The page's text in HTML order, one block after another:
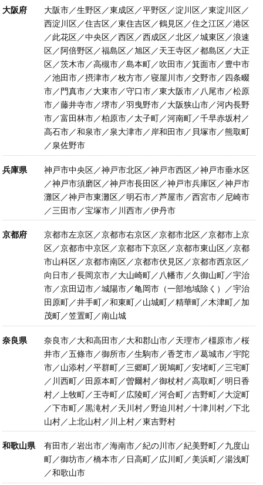
大阪府
大阪市／生野区／東成区／平野区／淀川区／東淀川区／
西淀川区／住吉区／東住吉区／鶴見区／住之江区／港区
／此花区／中央区／西区／西成区／北区／城東区／浪速
区／阿倍野区／福島区／旭区／天王寺区／都島区／大正
区／茨木市／高槻市／島本町／吹田市／箕面市／豊中市
／池田市／摂津市／枚方市／寝屋川市／交野市／四条畷
市／門真市／大東市／守口市／東大阪市／八尾市／松原
市／藤井寺市／堺市／羽曳野市／大阪狭山市／河内長野
市／富田林市／柏原市／太子町／河南町／千早赤坂村／
高石市／和泉市／泉大津市／岸和田市／貝塚市／熊取町
／泉佐野市
兵庫県
神戸市中央区／神戸市北区／神戸市西区／神戸市垂水区
／神戸市須磨区／神戸市長田区／神戸市兵庫区／神戸市
灘区／神戸市東灘区／明石市／芦屋市／西宮市／尼崎市
／三田市／宝塚市／川西市／伊丹市
京都府
京都市左京区／京都市右京区／京都市北区／京都市上京
区／京都市中京区／京都市下京区／京都市東山区／京都
市山科区／京都市南区／京都市伏見区／京都市西京区／
向日市／長岡京市／大山崎町／八幡市／久御山町／宇治
市／京田辺市／城陽市／亀岡市（一部地域除く）／宇治
田原町／井手町／和東町／山城町／精華町／木津町／加
茂町／笠置町／南山城
奈良県
奈良市／大和高田市／大和郡山市／天理市／橿原市／桜
井市／五條市／御所市／生駒市／香芝市／葛城市／宇陀
市／山添村／平群町／三郷町／斑鳩町／安堵町／三宅町
／川西町／田原本町／曽爾村／御杖村／高取町／明日香
村／上牧町／王寺町／広陵町／河合町／吉野町／大淀町
／下市町／黒滝村／天川村／野迫川村／十津川村／下北
山村／上北山村／川上村／東吉野村
和歌山県
有田市／岩出市／海南市／紀の川市／紀美野町／九度山
町／御坊市／橋本市／日高町／広川町／美浜町／湯浅町
／和歌山市